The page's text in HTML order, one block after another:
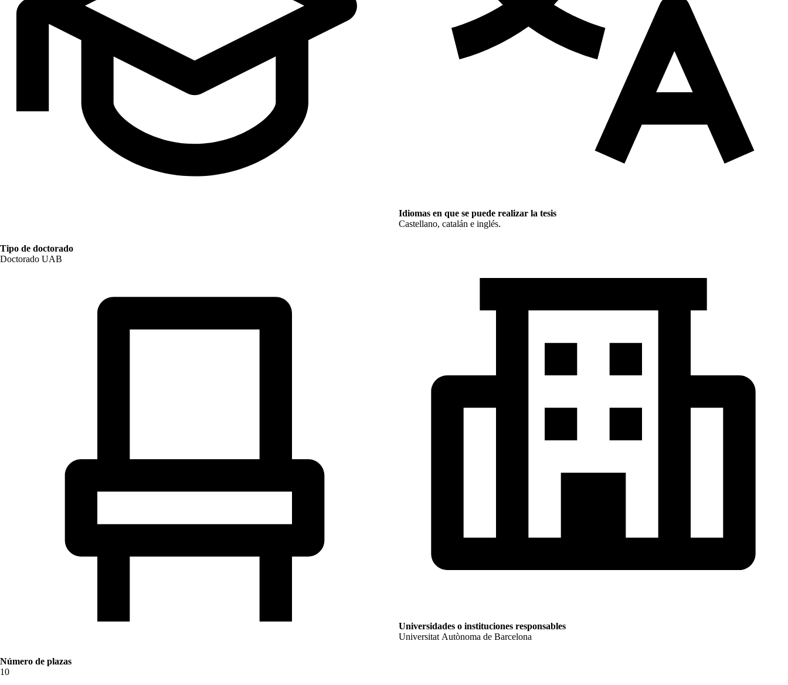
Tipo de doctorado
Doctorado UAB
Número de plazas
10
Idiomas en que se puede realizar la tesis
Castellano, catalán e inglés.
Universidades o instituciones responsables
Universitat Autònoma de Barcelona